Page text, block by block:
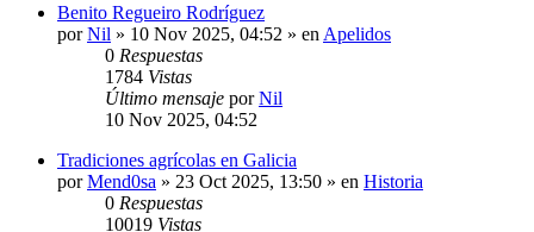
Benito Regueiro Rodríguez
porNil » 10 Nov 2025, 04:52 » en Apelidos
0 Respuestas
1784 Vistas
Último mensaje porNil
10 Nov 2025, 04:52
Tradiciones agrícolas en Galicia
porMend0sa » 23 Oct 2025, 13:50 » en Historia
0 Respuestas
10019 Vistas